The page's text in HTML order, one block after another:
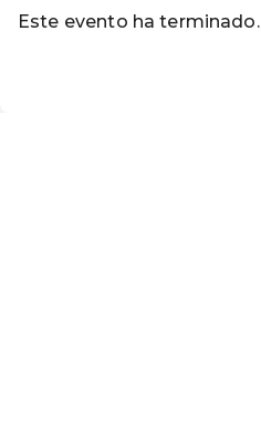
Este evento ha terminado.